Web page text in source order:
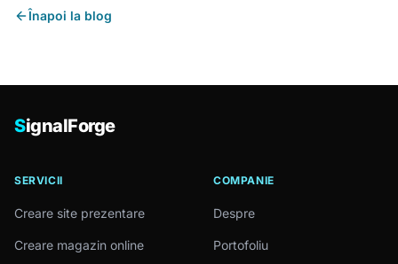
Înapoi la blog
SignalForge
SERVICII
Creare site prezentare
Creare magazin online
COMPANIE
Despre
Portofoliu